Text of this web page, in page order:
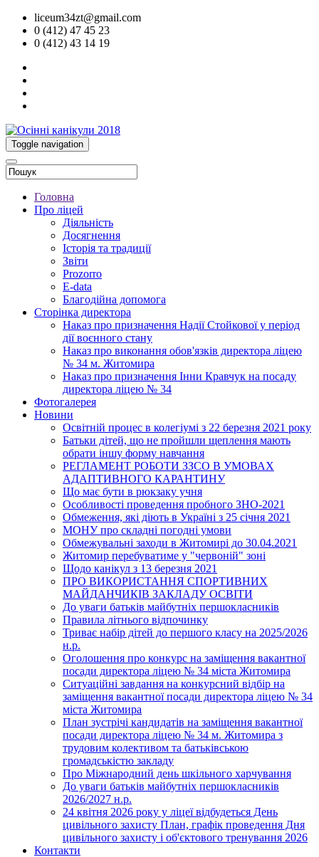
liceum34zt@gmail.com
0 (412) 47 45 23
0 (412) 43 14 19
Toggle navigation
Головна
Про ліцей
Діяльність
Досягнення
Історія та традиції
Звіти
Prozorro
E-data
Благодійна допомога
Сторінка директора
Наказ про призначення Надії Стойкової у період
дії воєнного стану
Наказ про виконання обов'язків директора ліцею
№ 34 м. Житомира
Наказ про призначення Інни Кравчук на посаду
директора ліцею № 34
Фотогалерея
Новини
Освітній процес в колегіумі з 22 березня 2021 року
Батьки дітей, що не пройшли щеплення мають
обрати іншу форму навчання
РЕГЛАМЕНТ РОБОТИ ЗЗСО В УМОВАХ
АДАПТИВНОГО КАРАНТИНУ
Що має бути в рюкзаку учня
Особливості проведення пробного ЗНО-2021
Обмеження, які діють в Україні з 25 січня 2021
МОНУ про складні погодні умови
Обмежувальні заходи в Житомирі до 30.04.2021
Житомир перебуватиме у "червоній" зоні
Щодо канікул з 13 березня 2021
ПРО ВИКОРИСТАННЯ СПОРТИВНИХ
МАЙДАНЧИКІВ ЗАКЛАДУ ОСВІТИ
До уваги батьків майбутніх першокласників
Правила літнього відпочинку
Триває набір дітей до першого класу на 2025/2026
н.р.
Оголошення про конкурс на заміщення вакантної
посади директора ліцею № 34 міста Житомира
Ситуаційні завдання на конкурсний відбір на
заміщення вакантної посади директора ліцею № 34
міста Житомира
План зустрічі кандидатів на заміщення вакантної
посади директора ліцею № 34 м. Житомира з
трудовим колективом та батьківською
громадськістю закладу
Про Міжнародний день шкільного харчування
До уваги батьків майбутніх першокласників
2026/2027 н.р.
24 квітня 2026 року у ліцеї відбудеться День
цивільного захисту План, графік проведення Дня
цивільного захисту і об'єктового тренування 2026
Контакти